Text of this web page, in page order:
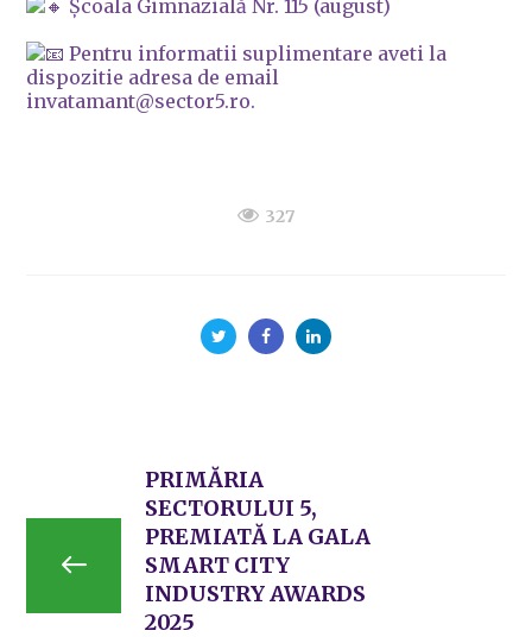
Școala Gimnazială Nr. 115 (august)
Pentru informatii suplimentare aveti la
dispozitie adresa de email
invatamant@sector5.ro.
327
PRIMĂRIA
SECTORULUI 5,
PREMIATĂ LA GALA
SMART CITY
INDUSTRY AWARDS
2025